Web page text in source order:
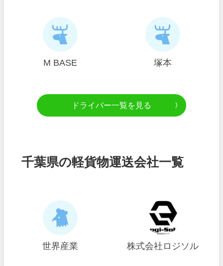
M BASE 塚本
ドライバー一覧を見る
千葉県の軽貨物運送会社一覧
世界産業 株式会社ロジソル